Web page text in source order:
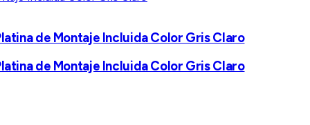
de Montaje Incluida Color Gris Claro
de Montaje Incluida Color Gris Claro